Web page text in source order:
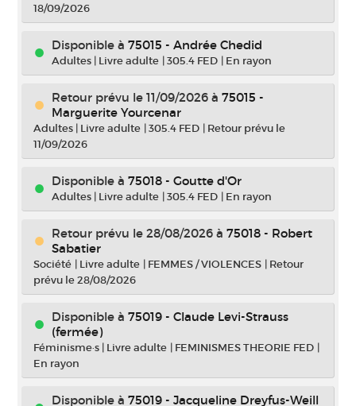
18/09/2026
Disponible à 75015 - Andrée Chedid
Adultes | Livre adulte |305.4 FED | En rayon
Retour prévu le 11/09/2026 à 75015 -
Marguerite Yourcenar
Adultes | Livre adulte |305.4 FED | Retour prévu le
11/09/2026
Disponible à 75018 - Goutte d'Or
Adultes | Livre adulte |305.4 FED | En rayon
Retour prévu le 28/08/2026 à 75018 - Robert
Sabatier
Société | Livre adulte | FEMMES / VIOLENCES | Retour
prévu le 28/08/2026
Disponible à 75019 - Claude Levi-Strauss
(fermée)
Féminisme·s | Livre adulte | FEMINISMES THEORIE FED |
En rayon
Disponible à 75019 - Jacqueline Dreyfus-Weill